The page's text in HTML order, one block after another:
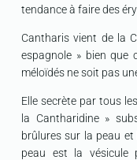
tendance à faire des
Cantharis vient de la
espagnole » bien que
méloïdés ne soit pas
Elle secrète par tous
la Cantharidine »
brûlures sur la peau
peau est la vésicule